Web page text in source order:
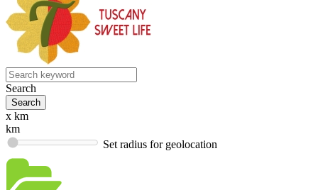
Search
x km
km
Set radius for geolocation